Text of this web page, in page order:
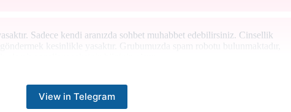
Sadece kendi aranızda sohbet muhabbet edebilirsiniz. Cinsellik
kesinlikle yasaktır. Grubumuzda spam robotu bulunmaktadır,
Sadece kendinizden bahsettiğiniz ve arayışını belirttiğiniz mesajlar
içeren herhangi bir fotoğraf, link vb. göndermek kesinlikle yasaktır.
View in Telegram